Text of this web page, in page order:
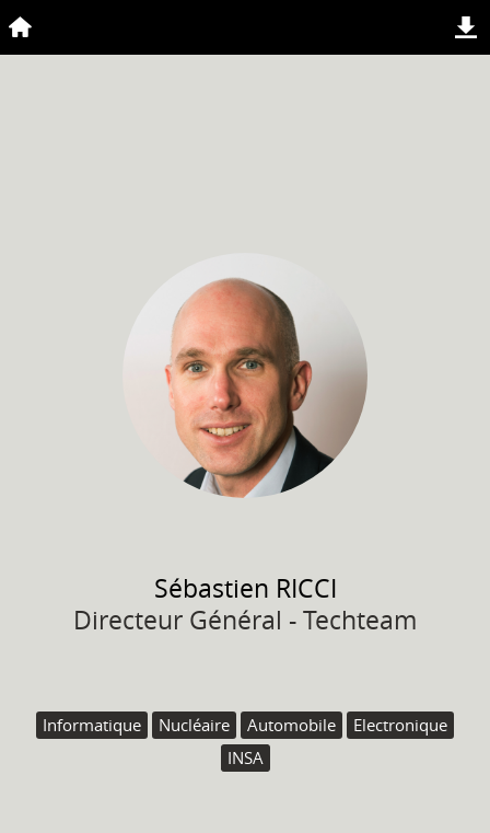
Sébastien RICCI
Directeur Général - Techteam
Informatique Nucléaire Automobile
Electronique
INSA